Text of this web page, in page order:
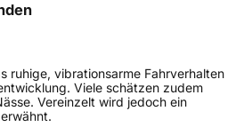
ruhige, vibrationsarme Fahrverhalten
Viele schätzen zudem
Vereinzelt wird jedoch ein